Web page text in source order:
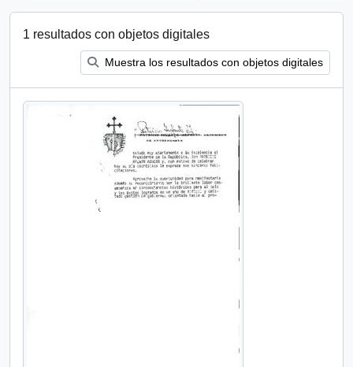
1 resultados con objetos digitales
Muestra los resultados con objetos digitales